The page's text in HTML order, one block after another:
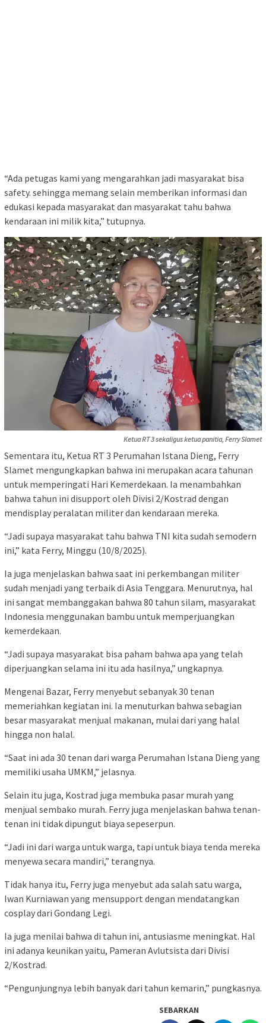
“Ada petugas kami yang mengarahkan jadi masyarakat bisa
safety. sehingga memang selain memberikan informasi dan
edukasi kepada masyarakat dan masyarakat tahu bahwa
kendaraan ini milik kita,” tutupnya.
Ketua RT 3 sekaligus ketua panitia, Ferry Slamet
Sementara itu, Ketua RT 3 Perumahan Istana Dieng, Ferry
Slamet mengungkapkan bahwa ini merupakan acara tahunan
untuk memperingati Hari Kemerdekaan. Ia menambahkan
bahwa tahun ini disupport oleh Divisi 2/Kostrad dengan
mendisplay peralatan militer dan kendaraan mereka.
“Jadi supaya masyarakat tahu bahwa TNI kita sudah semodern
ini,” kata Ferry, Minggu (10/8/2025).
Ia juga menjelaskan bahwa saat ini perkembangan militer
sudah menjadi yang terbaik di Asia Tenggara. Menurutnya, hal
ini sangat membanggakan bahwa 80 tahun silam, masyarakat
Indonesia menggunakan bambu untuk memperjuangkan
kemerdekaan.
“Jadi supaya masyarakat bisa paham bahwa apa yang telah
diperjuangkan selama ini itu ada hasilnya,” ungkapnya.
Mengenai Bazar, Ferry menyebut sebanyak 30 tenan
memeriahkan kegiatan ini. Ia menuturkan bahwa sebagian
besar masyarakat menjual makanan, mulai dari yang halal
hingga non halal.
“Saat ini ada 30 tenan dari warga Perumahan Istana Dieng yang
memiliki usaha UMKM,” jelasnya.
Selain itu juga, Kostrad juga membuka pasar murah yang
menjual sembako murah. Ferry juga menjelaskan bahwa tenan-
tenan ini tidak dipungut biaya sepeserpun.
“Jadi ini dari warga untuk warga, tapi untuk biaya tenda mereka
menyewa secara mandiri,” terangnya.
Tidak hanya itu, Ferry juga menyebut ada salah satu warga,
Iwan Kurniawan yang mensupport dengan mendatangkan
cosplay dari Gondang Legi.
Ia juga menilai bahwa di tahun ini, antusiasme meningkat. Hal
ini adanya keunikan yaitu, Pameran Avlutsista dari Divisi
2/Kostrad.
“Pengunjungnya lebih banyak dari tahun kemarin,” pungkasnya.
SEBARKAN